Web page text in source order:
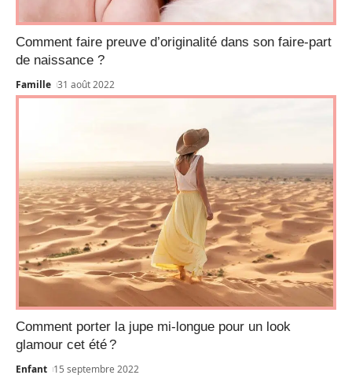
Comment faire preuve d’originalité dans son faire-part
de naissance ?
Famille 31 août 2022
Comment porter la jupe mi-longue pour un look
glamour cet été ?
Enfant 15 septembre 2022